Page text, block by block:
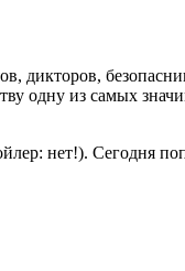
дикторов,
одну из самых
нет!). Сегодня